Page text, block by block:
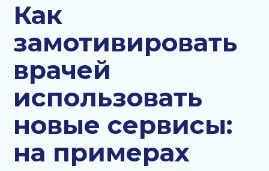
Блог
Сертификаты
Контакты
Панацея ДМС
Панацея Аналитика
Панацея Справочник
Панацея СППВР
врачей
использовать
новые сервисы:
на примерах
внедрения
СППВР
и системы для
КЭР